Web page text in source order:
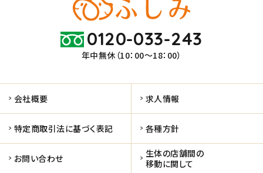
0120-033-243
年中無休（10：00～18：00）
会社概要 求人情報
特定商取引法に基づく表記 各種方針
お問い合わせ
生体の店舗間の
移動に関して